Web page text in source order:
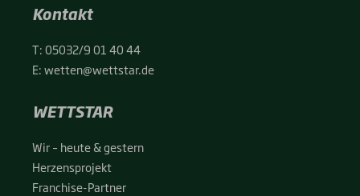
Kontakt
T:05032/9 01 40 44
E:wetten@wettstar.de
WETTSTAR
Wir – heu­te & ges­tern
Her­zens­pro­jekt
Fran­chise-Par­t­­ner